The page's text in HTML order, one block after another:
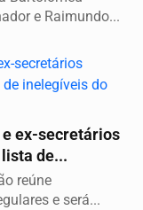
e Raimundo...
e ex-secretários
de...
reúne
e será...